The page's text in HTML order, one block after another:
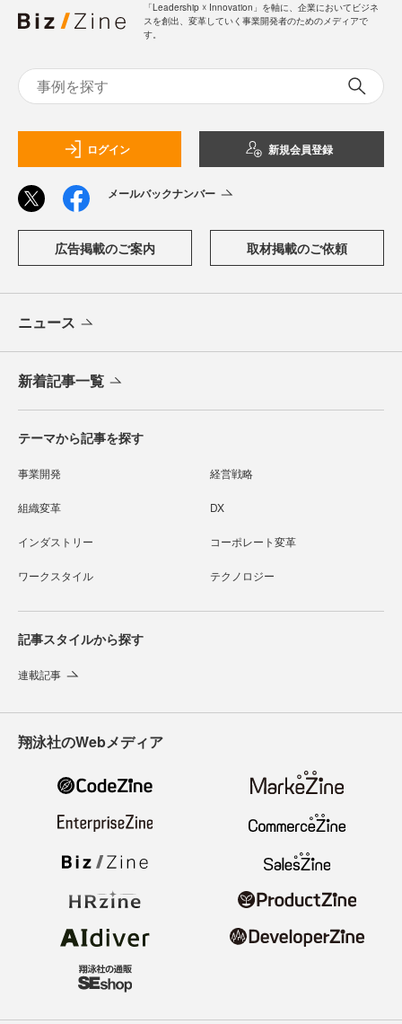
「Leadership ☓ Innovation」を軸に、企業においてビジネ
スを創出、変革していく事業開発者のためのメディアで
す。
ログイン 新規会員登録
メールバックナンバー
広告掲載のご案内 取材掲載のご依頼
ニュース
新着記事一覧
テーマから記事を探す
事業開発 経営戦略
組織変革 DX
インダストリー コーポレート変革
ワークスタイル テクノロジー
記事スタイルから探す
連載記事
翔泳社のWebメディア